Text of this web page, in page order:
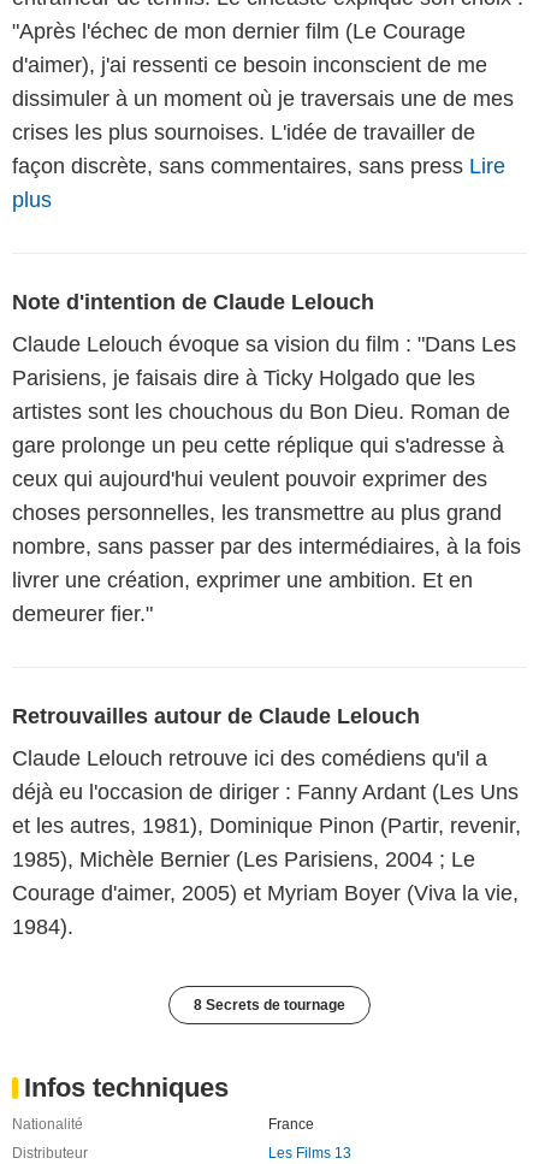
"Après l'échec de mon dernier film (Le Courage
d'aimer), j'ai ressenti ce besoin inconscient de me
dissimuler à un moment où je traversais une de mes
crises les plus sournoises. L'idée de travailler de
façon discrète, sans commentaires, sans press Lire
plus
Note d'intention de Claude Lelouch
Claude Lelouch évoque sa vision du film : "Dans Les
Parisiens, je faisais dire à Ticky Holgado que les
artistes sont les chouchous du Bon Dieu. Roman de
gare prolonge un peu cette réplique qui s'adresse à
ceux qui aujourd'hui veulent pouvoir exprimer des
choses personnelles, les transmettre au plus grand
nombre, sans passer par des intermédiaires, à la fois
livrer une création, exprimer une ambition. Et en
demeurer fier."
Retrouvailles autour de Claude Lelouch
Claude Lelouch retrouve ici des comédiens qu'il a
déjà eu l'occasion de diriger : Fanny Ardant (Les Uns
et les autres, 1981), Dominique Pinon (Partir, revenir,
1985), Michèle Bernier (Les Parisiens, 2004 ; Le
Courage d'aimer, 2005) et Myriam Boyer (Viva la vie,
1984).
8 Secrets de tournage
Infos techniques
Nationalité
France
Distributeur
Les Films 13